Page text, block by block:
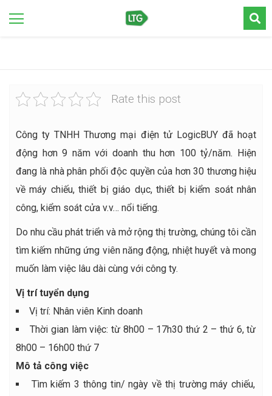
Rate this post
Công ty TNHH Thương mại điện tử LogicBUY đã hoạt
động hơn 9 năm với doanh thu hơn 100 tỷ/năm. Hiện
đang là nhà phân phối độc quyền của hơn 30 thương hiệu
về máy chiếu, thiết bị giáo dục, thiết bị kiểm soát nhân
công, kiểm soát cửa v.v… nổi tiếng.
Do nhu cầu phát triển và mở rộng thị trường, chúng tôi cần
tìm kiếm những ứng viên năng động, nhiệt huyết và mong
muốn làm việc lâu dài cùng với công ty.
Vị trí tuyển dụng
Vị trí: Nhân viên Kinh doanh
Thời gian làm việc: từ 8h00 – 17h30 thứ 2 – thứ 6, từ
8h00 – 16h00 thứ 7
Mô tả công việc
Tìm kiếm 3 thông tin/ ngày về thị trường máy chiếu,